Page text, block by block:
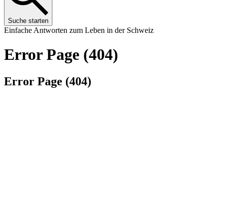
Suche starten
Einfache Antworten zum Leben in der Schweiz
Error Page (404)
Error Page (404)